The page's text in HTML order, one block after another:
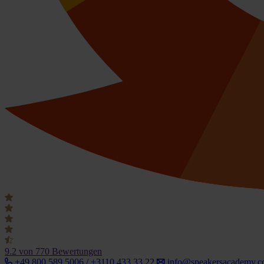
9.2 von 770 Bewertungen
+49 800 589 5006 / +3110 433 33 22